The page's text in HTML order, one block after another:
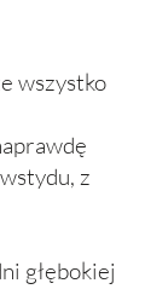
wszystko
z
głębokiej